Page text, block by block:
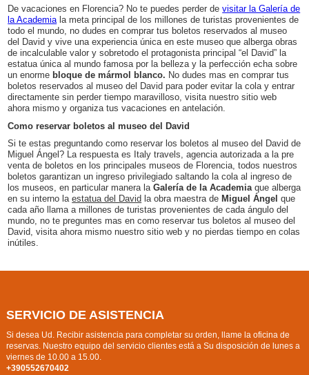
De vacaciones en Florencia? No te puedes perder devisitar la Galería de
la Academiala meta principal de los millones de turistas provenientes de
todo el mundo, no dudes en comprar tus boletos reservados al museo
del David y vive una experiencia única en este museo que alberga obras
de incalculable valor y sobretodo el protagonista principal “el David” la
estatua única al mundo famosa por la belleza y la perfección echa sobre
un enorme bloque de mármol blanco. No dudes mas en comprar tus
boletos reservados al museo del David para poder evitar la cola y entrar
directamente sin perder tiempo maravilloso, visita nuestro sitio web
ahora mismo y organiza tus vacaciones en antelación.
Como reservar boletos al museo del David
Si te estas preguntando como reservar los boletos al museo del David de
Miguel Ángel? La respuesta es Italy travels, agencia autorizada a la pre
venta de boletos en los principales museos de Florencia, todos nuestros
boletos garantizan un ingreso privilegiado saltando la cola al ingreso de
los museos, en particular manera laGalería de la Academiaque alberga
en su interno laestatua del David la obra maestra de Miguel Ángel que
cada año llama a millones de turistas provenientes de cada ángulo del
mundo, no te preguntes mas en como reservar tus boletos al museo del
David, visita ahora mismo nuestro sitio web y no pierdas tiempo en colas
inútiles.
SERVICIO DE ASISTENCIA
Si desea Ud. Recibir asistencia para completar su orden, llame la oficina de
reservas. Nuestro equipo del servicio clientes está a Su disposición de lunes a
viernes de 10.00 a 15.00.
+390552670402